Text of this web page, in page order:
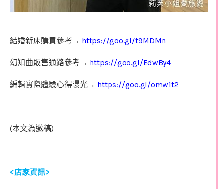
結婚新床購買參考→ https://goo.gl/t9MDMn
幻知曲販售通路參考→ https://goo.gl/EdwBy4
編輯實際體驗心得曝光→ https://goo.gl/omw1t2
(本文為邀稿)
<店家資訊>